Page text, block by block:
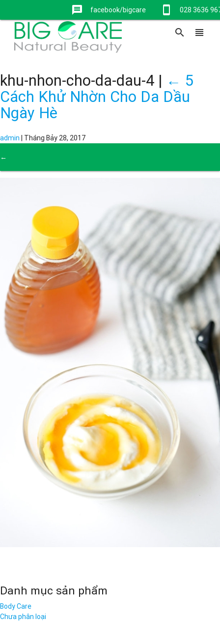
stay_current_portrait 028 3636
message facebook/bigcare
search view_headline
khu-nhon-cho-da-dau-4 | ← 5
Cách Khử Nhờn Cho Da Dầu
Ngày Hè
admin | Tháng Bảy 28, 2017
←
Danh mục sản phẩm
Body Care
Chưa phân loại